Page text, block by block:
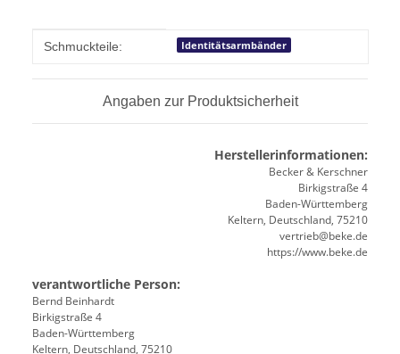
Produkteigenschaft
Wert
Schmuckteile: Identitätsarmbänder
Angaben zur Produktsicherheit
Herstellerinformationen:
Becker & Kerschner
Birkigstraße 4
Baden-Württemberg
Keltern, Deutschland, 75210
vertrieb@beke.de
https://www.beke.de
verantwortliche Person:
Bernd Beinhardt
Birkigstraße 4
Baden-Württemberg
Keltern, Deutschland, 75210